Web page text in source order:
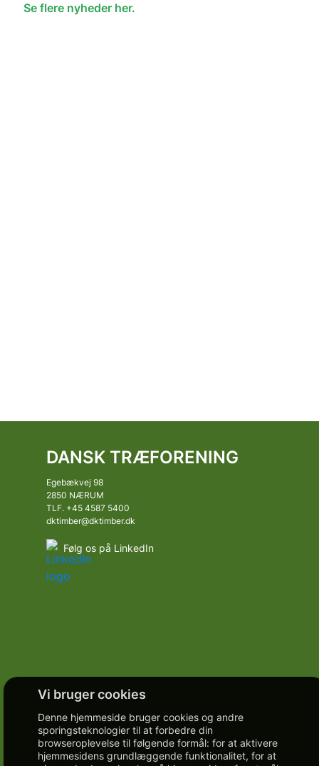
Denne hjemmeside bruger cookies og andre
sporingsteknologier til at forbedre din
browseroplevelse til følgende formål: for at aktivere
hjemmesidens grundlæggende funktionalitet, for at
Se flere nyheder her.
DANSK TRÆFORENING
Egebækvej 98
2850 NÆRUM
TLF. +45 4587 5400
dktimber@dktimber.dk
Følg os på LinkedIn